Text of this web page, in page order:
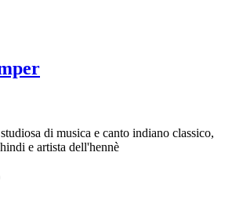
di musica e canto indiano classico,
e artista dell'hennè